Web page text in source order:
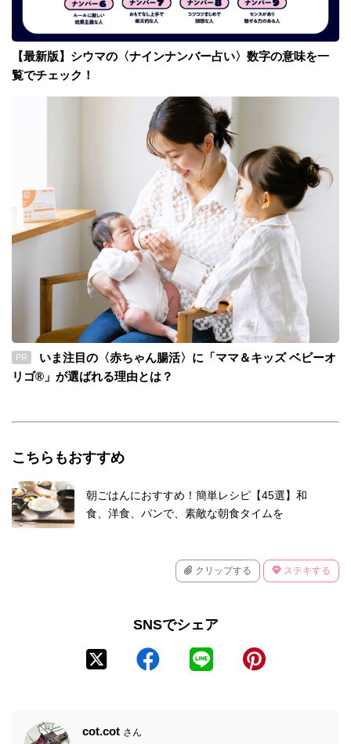
【最新版】シウマの〈ナインナンバー占い〉数字の意味を一
覧でチェック！
PR
いま注目の〈赤ちゃん腸活〉に「ママ＆キッズ ベビーオ
リゴ®」が選ばれる理由とは？
こちらもおすすめ
朝ごはんにおすすめ！簡単レシピ【45選】和
食、洋食、パンで、素敵な朝食タイムを
クリップする ステキする
SNSでシェア
cot.cot さん